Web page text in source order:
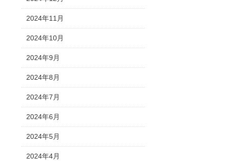
2024年11月
2024年10月
2024年9月
2024年8月
2024年7月
2024年6月
2024年5月
2024年4月